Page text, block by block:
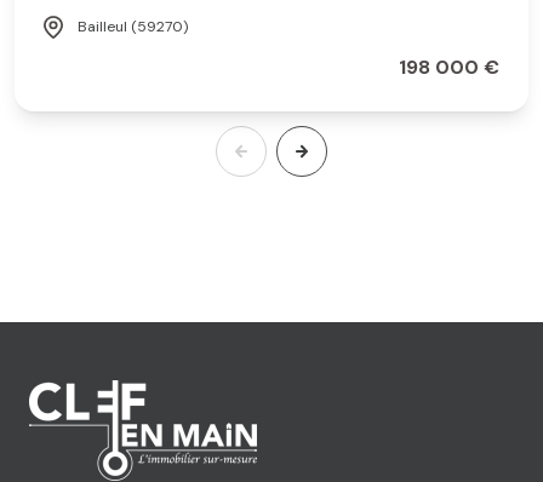
Bailleul (59270)
198 000 €